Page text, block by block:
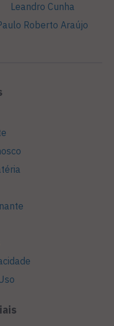
Leandro Cunha
Roberto Araújo